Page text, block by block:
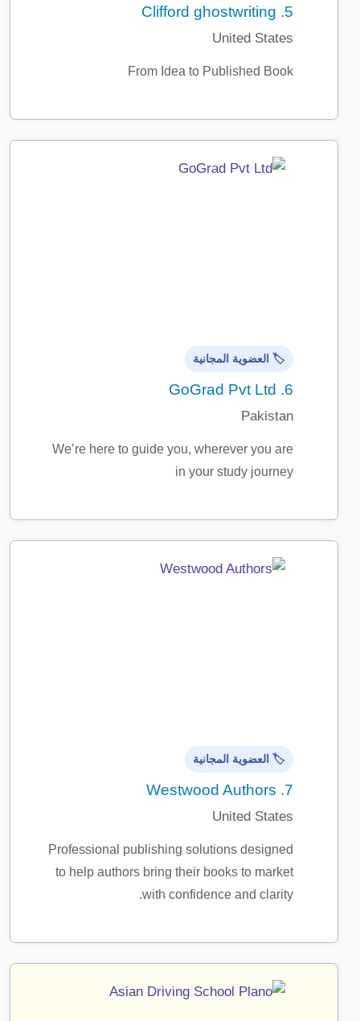
5.
Clifford ghostwriting
United States
From Idea to Published Book
🏷️ العضوية المجانية
6.
GoGrad Pvt Ltd
Pakistan
We’re here to guide you, wherever you are
in your study journey
🏷️ العضوية المجانية
7.
Westwood Authors
United States
Professional publishing solutions designed
to help authors bring their books to market
with confidence and clarity.